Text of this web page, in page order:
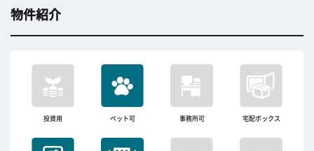
物件紹介
投資用 ペット可 事務所可 宅配ボックス